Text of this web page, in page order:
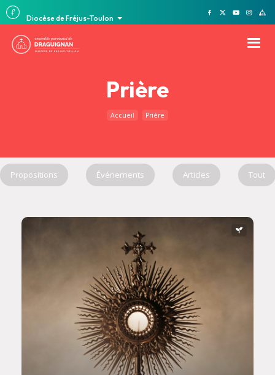
Diocèse de Fréjus-Toulon
Prière
Accueil Prière
Propositions Événements Articles Tout